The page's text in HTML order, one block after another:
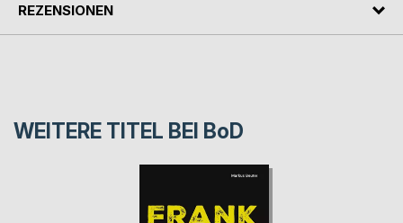
REZENSIONEN
WEITERE TITEL BEI BoD